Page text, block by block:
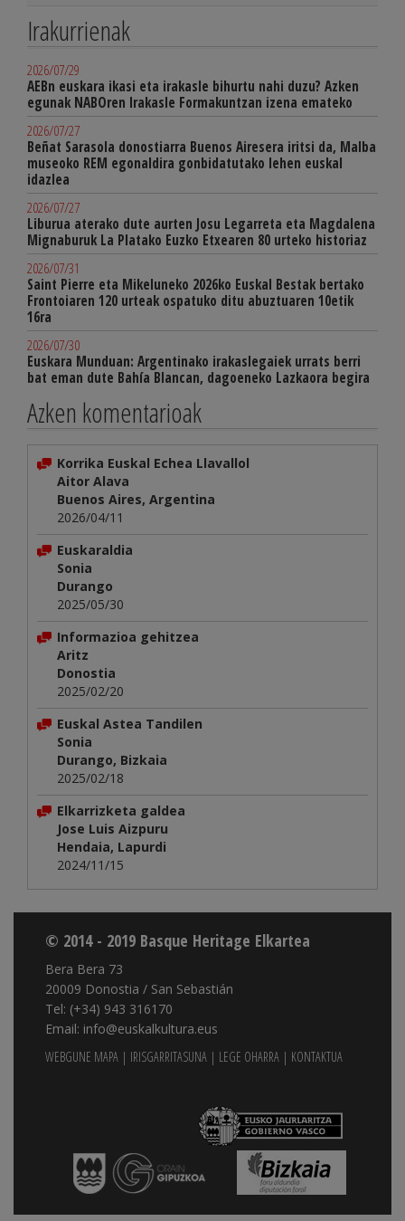
Irakurrienak
2026/07/29
AEBn euskara ikasi eta irakasle bihurtu nahi duzu? Azken
egunak NABOren Irakasle Formakuntzan izena emateko
2026/07/27
Beñat Sarasola donostiarra Buenos Airesera iritsi da, Malba
museoko REM egonaldira gonbidatutako lehen euskal
idazlea
2026/07/27
Liburua aterako dute aurten Josu Legarreta eta Magdalena
Mignaburuk La Platako Euzko Etxearen 80 urteko historiaz
2026/07/31
Saint Pierre eta Mikeluneko 2026ko Euskal Bestak bertako
Frontoiaren 120 urteak ospatuko ditu abuztuaren 10etik
16ra
2026/07/30
Euskara Munduan: Argentinako irakaslegaiek urrats berri
bat eman dute Bahía Blancan, dagoeneko Lazkaora begira
Azken komentarioak
Korrika Euskal Echea Llavallol
Aitor Alava
Buenos Aires, Argentina
2026/04/11
Euskaraldia
Sonia
Durango
2025/05/30
Informazioa gehitzea
Aritz
Donostia
2025/02/20
Euskal Astea Tandilen
Sonia
Durango, Bizkaia
2025/02/18
Elkarrizketa galdea
Jose Luis Aizpuru
Hendaia, Lapurdi
2024/11/15
© 2014 - 2019 Basque Heritage Elkartea
Bera Bera 73
20009 Donostia / San Sebastián
Tel: (+34) 943 316170
Email: info@euskalkultura.eus
WEBGUNE MAPA | IRISGARRITASUNA | LEGE OHARRA | KONTAKTUA